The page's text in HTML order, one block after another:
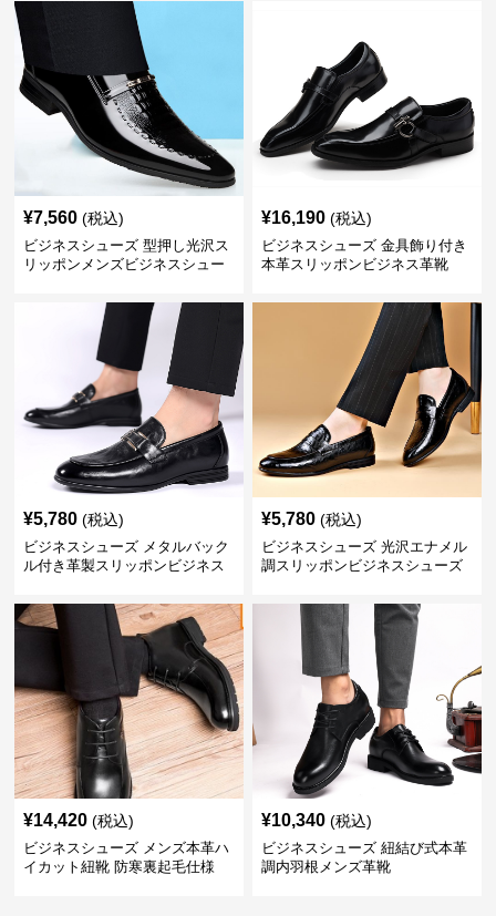
¥7,560 (税込)
ビジネスシューズ 型押し光沢ス
リッポンメンズビジネスシュー
¥16,190 (税込)
ビジネスシューズ 金具飾り付き
本革スリッポンビジネス革靴
¥5,780 (税込)
ビジネスシューズ メタルバック
ル付き革製スリッポンビジネス
¥5,780 (税込)
ビジネスシューズ 光沢エナメル
調スリッポンビジネスシューズ
¥14,420 (税込)
ビジネスシューズ メンズ本革ハ
イカット紐靴 防寒裏起毛仕様
¥10,340 (税込)
ビジネスシューズ 紐結び式本革
調内羽根メンズ革靴